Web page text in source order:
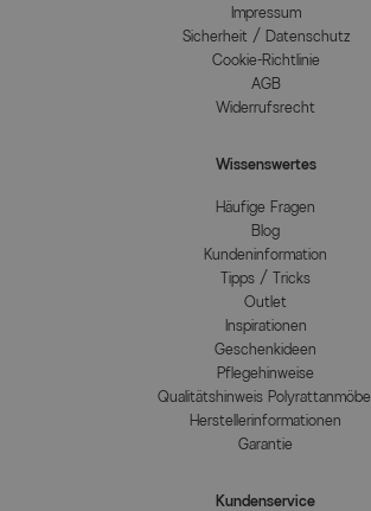
Impressum
Sicherheit / Datenschutz
Cookie-Richtlinie
AGB
Widerrufsrecht
Wissenswertes
Häufige Fragen
Blog
Kundeninformation
Tipps / Tricks
Outlet
Inspirationen
Geschenkideen
Pflegehinweise
Qualitätshinweis Polyrattanmöbel
Herstellerinformationen
Garantie
Kundenservice